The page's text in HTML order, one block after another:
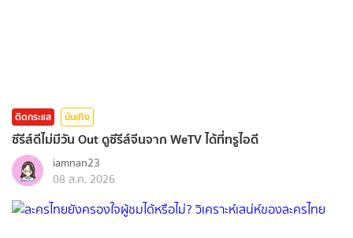
ติดกระแส บันเทิง
ซีรีส์ดีไม่มีวัน Out ดูซีรีส์จีนจาก WeTV ได้ที่ทรูไอดี
iamnan23
08 ส.ค. 2026